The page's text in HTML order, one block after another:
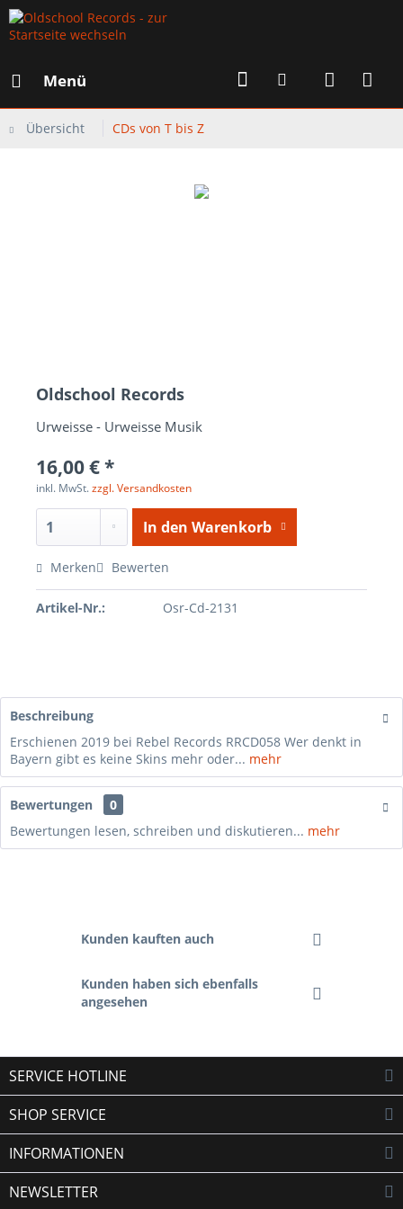
Menü
Übersicht CDs von T bis Z
Oldschool Records
Urweisse - Urweisse Musik
16,00 € *
inkl. MwSt.zzgl. Versandkosten
In den Warenkorb
Merken Bewerten
Artikel-Nr.: Osr-Cd-2131
Beschreibung
Erschienen 2019 bei Rebel Records RRCD058 Wer denkt in
Bayern gibt es keine Skins mehr oder... mehr
Bewertungen
0
Bewertungen lesen, schreiben und diskutieren... mehr
Kunden kauften auch
Kunden haben sich ebenfalls
angesehen
SERVICE HOTLINE
SHOP SERVICE
INFORMATIONEN
NEWSLETTER